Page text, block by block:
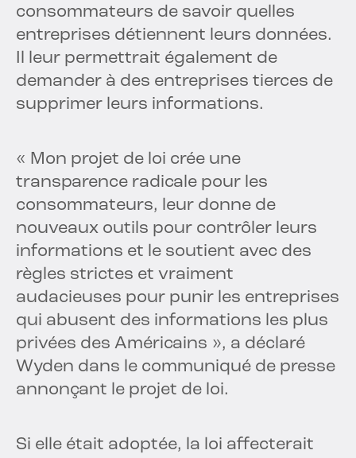
consommateurs de savoir quelles
entreprises détiennent leurs données.
Il leur permettrait également de
demander à des entreprises tierces de
supprimer leurs informations.
« Mon projet de loi crée une
transparence radicale pour les
consommateurs, leur donne de
nouveaux outils pour contrôler leurs
informations et le soutient avec des
règles strictes et vraiment
audacieuses pour punir les entreprises
qui abusent des informations les plus
privées des Américains », a déclaré
Wyden dans le communiqué de presse
annonçant le projet de loi.
Si elle était adoptée, la loi affecterait